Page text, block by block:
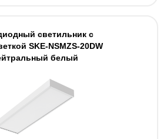
светильник с
SKE-NSMZS-20DW
белый